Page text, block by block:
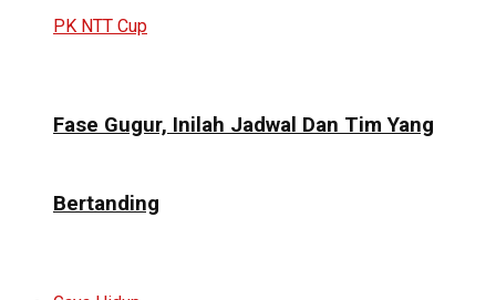
Fase Gugur, Inilah Jadwal Dan Tim Yang
Bertanding